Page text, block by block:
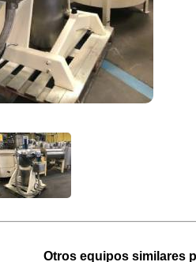
Otros equipos similares